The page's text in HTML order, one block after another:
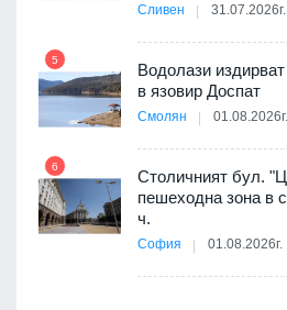
Сливен 31.07.2026г.
5
Водолази
в язовир Доспат
Смолян 01.08.2026г.
6
Столичният бул.
пешеходна зона в
ч.
София 01.08.2026г.